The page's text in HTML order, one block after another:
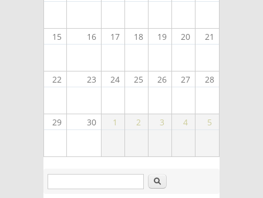
15 16 17 18 19 20 21
22 23 24 25 26 27 28
29 30 1 2 3 4 5
Buscar